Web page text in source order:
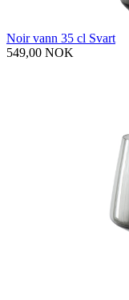
Noir vann 35 cl Svart
549,00 NOK